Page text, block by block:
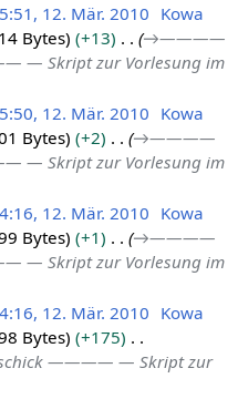
12. Mär. 2010 Kowa
Bytes +13 →————
— Skript zur Vorlesung im
12. Mär. 2010 Kowa
Bytes +2 →————
— Skript zur Vorlesung im
12. Mär. 2010 Kowa
Bytes +1 →————
— Skript zur Vorlesung im
12. Mär. 2010 Kowa
Bytes
+175
———— — Skript zur